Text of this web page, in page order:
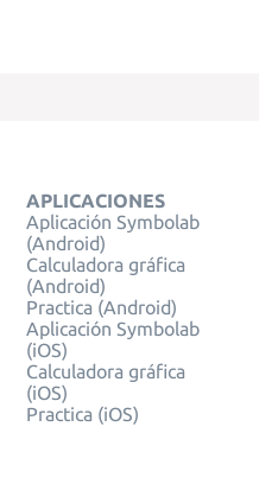
APLICACIONES
Aplicación Symbolab
(Android)
Calculadora gráfica
(Android)
Practica (Android)
Aplicación Symbolab
(iOS)
Calculadora gráfica
(iOS)
Practica (iOS)